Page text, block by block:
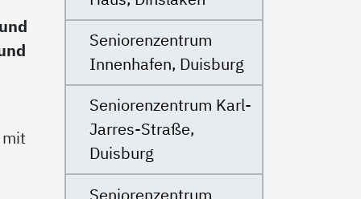
mit
Seniorenzentrum
Innenhafen, Duisburg
Seniorenzentrum Karl-
Jarres-Straße,
Duisburg
Seniorenzentrum